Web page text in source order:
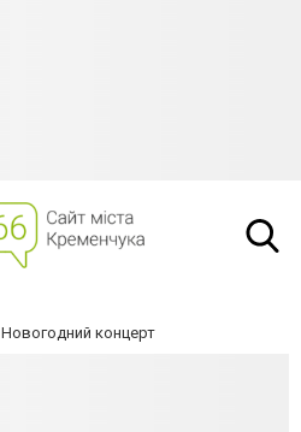
Новогодний концерт